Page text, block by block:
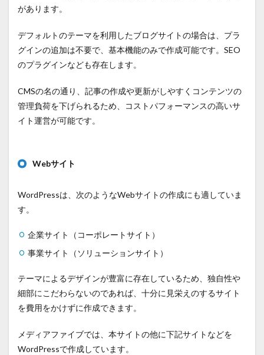
があります。
デフォルトのテーマを利用したブログサイトの場合は、プラ
グインの追加は不要で、基本機能のみで作成可能です。SEO
のプラグインなども存在します。
CMSの名の通り、記事の作成や更新がしやすくコンテンツの
管理負荷を下げられるため、コストパフォーマンスの高いサ
イト運営が可能です。
Webサイト
WordPressは、次のようなWebサイトの作成にも適していま
す。
企業サイト（コーポレートサイト）
事業サイト（ソリューションサイト）
テーマによるデザインが豊富に存在しているため、独自性や
細部にこだわらないのであれば、十分に見栄えのするサイト
を費用をかけずに作成できます。
メディアファイブでは、本サイトの他に下記サイトなどを
WordPressで作成しています。